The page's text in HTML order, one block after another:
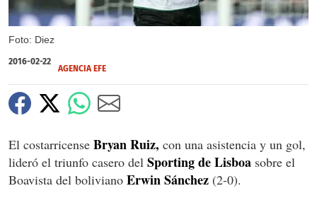
Foto: Diez
2016-02-22
AGENCIA EFE
El costarricense Bryan Ruiz, con una asistencia y un gol,
lideró el triunfo casero del Sporting de Lisboa sobre el
Boavista del boliviano Erwin Sánchez (2-0).